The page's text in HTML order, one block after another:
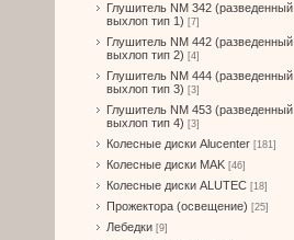
Глушитель NM 342 (разведенный
выхлоп тип 1) [7]
Глушитель NM 442 (разведенный
выхлоп тип 2) [4]
Глушитель NM 444 (разведенный
выхлоп тип 3) [3]
Глушитель NM 453 (разведенный
выхлоп тип 4) [3]
Колесные диски Alucenter [181]
Колесные диски MAK [46]
Колесные диски ALUTEC [18]
Прожектора (освещение) [25]
Лебедки [9]